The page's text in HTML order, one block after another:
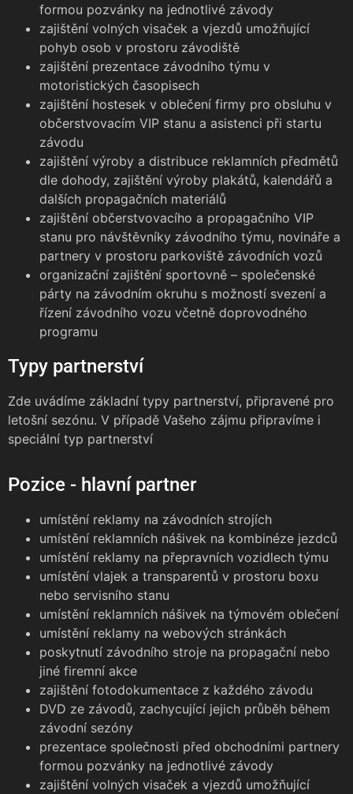
formou pozvánky na jednotlivé závody
zajištění volných visaček a vjezdů umožňující
pohyb osob v prostoru závodiště
zajištění prezentace závodního týmu v
motoristických časopisech
zajištění hostesek v oblečení firmy pro obsluhu v
občerstvovacím VIP stanu a asistenci při startu
závodu
zajištění výroby a distribuce reklamních předmětů
dle dohody, zajištění výroby plakátů, kalendářů a
dalších propagačních materiálů
zajištění občerstvovacího a propagačního VIP
stanu pro návštěvníky závodního týmu, novináře a
partnery v prostoru parkoviště závodních vozů
organizační zajištění sportovně – společenské
párty na závodním okruhu s možností svezení a
řízení závodního vozu včetně doprovodného
programu
Typy partnerství
Zde uvádíme základní typy partnerství, připravené pro
letošní sezónu. V případě Vašeho zájmu připravíme i
speciální typ partnerství
Pozice - hlavní partner
umístění reklamy na závodních strojích
umístění reklamních nášivek na kombinéze jezdců
umístění reklamy na přepravních vozidlech týmu
umístění vlajek a transparentů v prostoru boxu
nebo servisního stanu
umístění reklamních nášivek na týmovém oblečení
umístění reklamy na webových stránkách
poskytnutí závodního stroje na propagační nebo
jiné firemní akce
zajištění fotodokumentace z každého závodu
DVD ze závodů, zachycující jejich průběh během
závodní sezóny
prezentace společnosti před obchodními partnery
formou pozvánky na jednotlivé závody
zajištění volných visaček a vjezdů umožňující